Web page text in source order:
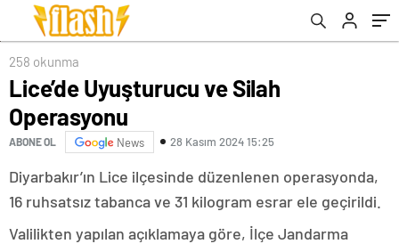
258 okunma
Lice’de Uyuşturucu ve Silah
Operasyonu
ABONE OL News 28 Kasım 2024 15:25
Diyarbakır’ın Lice ilçesinde düzenlenen operasyonda,
16 ruhsatsız tabanca ve 31 kilogram esrar ele geçirildi.
Valilikten yapılan açıklamaya göre, İlçe Jandarma